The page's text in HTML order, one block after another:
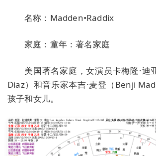
名称：Madden•Raddix
家庭：童年：著名家庭
美国著名家庭，女演员卡梅隆·迪
Diaz）和音乐家本吉·麦登（Benji
孩子和女儿。